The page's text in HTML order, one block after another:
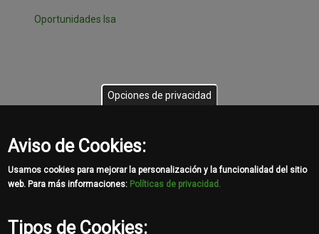
Oportunidades Isa
común que nos apasiona: impulsar el crecimiento de los modelos
productivos brindando soluciones inteligentes, rentables y
sostenibles en los sectores Agrícola, Construcción y Forestal.
Opciones de privacidad
Aviso de Cookies:
Usamos cookies para mejorar la personalización y la funcionalidad del sitio
web. Para más informaciones: Políticas de privacidad.
Tipos de Cookies: